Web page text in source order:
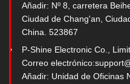
Añadir: Nº 8, carretera
Ciudad de Chang'an,
China. 523867
P-Shine Electronic Co.,
Correo electrónico:
Añadir: Unidad de Oficinas